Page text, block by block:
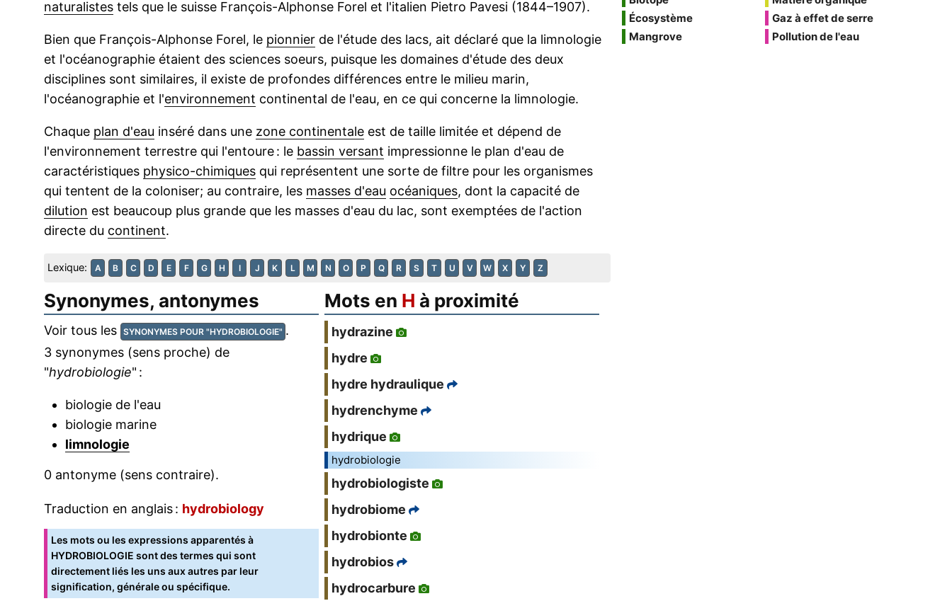
naturalistes tels que le suisse François-Alphonse Forel et l'italien Pietro Pavesi (1844–1907).
Bien que François-Alphonse Forel, le pionnier de l'étude des lacs, ait déclaré que la limnologie
et l'océanographie étaient des sciences soeurs, puisque les domaines d'étude des deux
disciplines sont similaires, il existe de profondes différences entre le milieu marin,
l'océanographie et l'environnement continental de l'eau, en ce qui concerne la limnologie.
Chaque plan d'eau inséré dans une zone continentale est de taille limitée et dépend de
l'environnement terrestre qui l'entoure : le bassin versant impressionne le plan d'eau de
caractéristiques physico-chimiques qui représentent une sorte de filtre pour les organismes
qui tentent de la coloniser; au contraire, les masses d'eau océaniques, dont la capacité de
dilution est beaucoup plus grande que les masses d'eau du lac, sont exemptées de l'action
directe du continent.
Lexique: A B C D E F G H I J K L M N O P Q R S T U V W X Y Z
Synonymes, antonymes
Voir tous les SYNONYMES POUR "HYDROBIOLOGIE" .
3 synonymes (sens proche) de
"hydrobiologie" :
biologie de l'eau
biologie marine
limnologie
0 antonyme (sens contraire).
Traduction en anglais : hydrobiology
Les mots ou les expressions apparentés à
HYDROBIOLOGIE sont des termes qui sont
directement liés les uns aux autres par leur
signification, générale ou spécifique.
Mots en H à proximité
hydrazine
hydre
hydre hydraulique
hydrenchyme
hydrique
hydrobiologie
hydrobiologiste
hydrobiome
hydrobionte
hydrobios
hydrocarbure
Écosystème
Mangrove
Gaz à effet de serre
Pollution de l'eau